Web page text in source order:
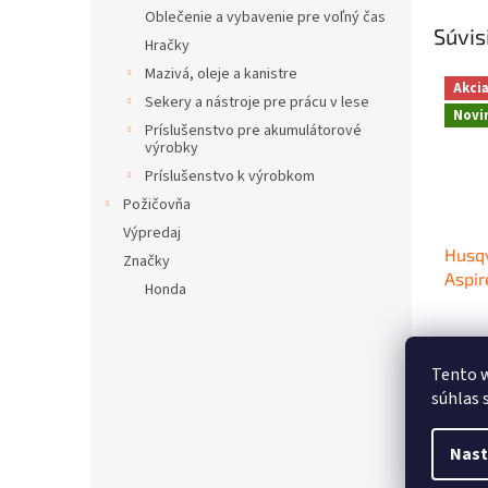
Tento
súhlas
Oblečenie a vybavenie pre voľný čas
Hračky
Mazivá, oleje a kanistre
Sekery a nástroje pre prácu v lese
Príslušenstvo pre akumulátorové
výrobky
Príslušenstvo k výrobkom
Požičovňa
Výpredaj
Značky
Honda
Akcia
je
4,0
z